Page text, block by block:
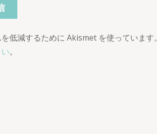
低減するために Akismet を使っています。
。